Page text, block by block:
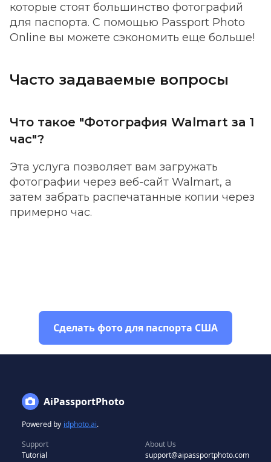
которые стоят большинство фотографий
для паспорта. С помощью Passport Photo
Online вы можете сэкономить еще больше!
Часто задаваемые вопросы
Что такое "Фотография Walmart за 1
час"?
Эта услуга позволяет вам загружать
фотографии через веб-сайт Walmart, а
затем забрать распечатанные копии через
примерно час.
Сделать фото для паспорта США
AiPassportPhoto
Powered by idphoto.ai.
Support
Tutorial
About Us
support@aipassportphoto.com